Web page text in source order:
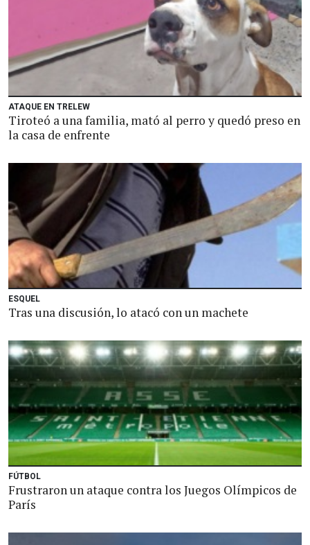
ATAQUE EN TRELEW
Tiroteó a una familia, mató al perro y quedó preso en
la casa de enfrente
ESQUEL
Tras una discusión, lo atacó con un machete
FÚTBOL
Frustraron un ataque contra los Juegos Olímpicos de
París